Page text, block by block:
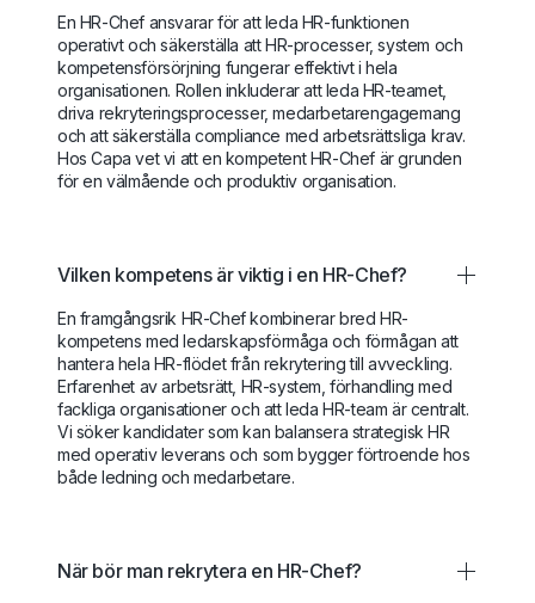
En HR-Chef ansvarar för att leda HR-funktionen
operativt och säkerställa att HR-processer, system och
kompetensförsörjning fungerar effektivt i hela
organisationen. Rollen inkluderar att leda HR-teamet,
driva rekryteringsprocesser, medarbetarengagemang
och att säkerställa compliance med arbetsrättsliga krav.
Hos Capa vet vi att en kompetent HR-Chef är grunden
för en välmående och produktiv organisation.
Vilken kompetens är viktig i en HR-Chef?
En framgångsrik HR-Chef kombinerar bred HR-
kompetens med ledarskapsförmåga och förmågan att
hantera hela HR-flödet från rekrytering till avveckling.
Erfarenhet av arbetsrätt, HR-system, förhandling med
fackliga organisationer och att leda HR-team är centralt.
Vi söker kandidater som kan balansera strategisk HR
med operativ leverans och som bygger förtroende hos
både ledning och medarbetare.
När bör man rekrytera en HR-Chef?